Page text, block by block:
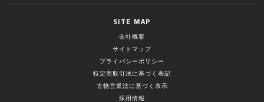
SITE MAP
会社概要
サイトマップ
プライバシーポリシー
特定商取引法に基づく表記
古物営業法に基づく表示
採用情報